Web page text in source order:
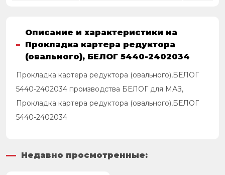
Описание и характеристики на
Прокладка картера редуктора
(овального), БЕЛОГ 5440-2402034
Прокладка картера редуктора (овального),БЕЛОГ
5440-2402034 производства БЕЛОГ для МАЗ,
Прокладка картера редуктора (овального),БЕЛОГ
5440-2402034
Недавно просмотренные: